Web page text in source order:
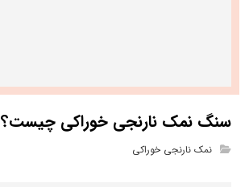
سنگ نمک نارنجی خوراکی چیست؟
نمک نارنجی خوراکی